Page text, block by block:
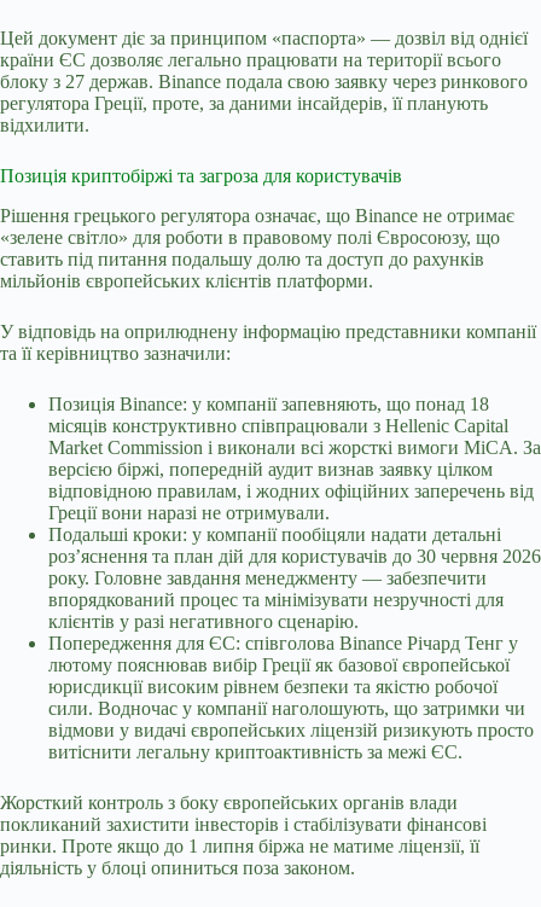
Цей документ діє за принципом «паспорта» — дозвіл від однієї
країни ЄС дозволяє легально працювати на території всього
блоку з 27 держав. Binance подала свою заявку через ринкового
регулятора Греції, проте, за даними інсайдерів, її планують
відхилити.
Позиція криптобіржі та загроза для користувачів
Рішення грецького регулятора означає, що Binance не отримає
«зелене світло» для роботи в правовому полі Євросоюзу, що
ставить під питання подальшу долю та доступ до рахунків
мільйонів європейських клієнтів платформи.
У відповідь на оприлюднену інформацію представники компанії
та її керівництво зазначили:
Позиція Binance: у компанії запевняють, що понад 18
місяців конструктивно співпрацювали з Hellenic Capital
Market Commission і виконали всі жорсткі вимоги MiCA. За
версією біржі, попередній аудит визнав заявку цілком
відповідною правилам, і жодних офіційних заперечень від
Греції вони наразі не отримували.
Подальші кроки: у компанії пообіцяли надати детальні
роз’яснення та план дій для користувачів до 30 червня 2026
року. Головне завдання менеджменту — забезпечити
впорядкований процес та мінімізувати незручності для
клієнтів у разі негативного сценарію.
Попередження для ЄС: співголова Binance Річард Тенг у
лютому пояснював вибір Греції як базової європейської
юрисдикції високим рівнем безпеки та якістю робочої
сили. Водночас у компанії наголошують, що затримки чи
відмови у видачі європейських ліцензій ризикують просто
витіснити легальну криптоактивність за межі ЄС.
Жорсткий контроль з боку європейських органів влади
покликаний захистити інвесторів і стабілізувати фінансові
ринки. Проте якщо до 1 липня біржа не матиме ліцензії, її
діяльність у блоці опиниться поза законом.